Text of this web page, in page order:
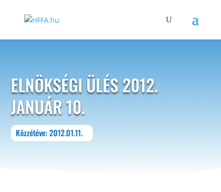
ELNÖKSÉGI ÜLÉS 2012.
JANUÁR 10.
Közzétéve: 2012.01.11.